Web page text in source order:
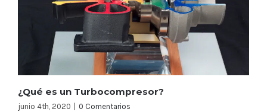
¿Qué es un Turbocompresor?
junio 4th, 2020 0 Comentarios